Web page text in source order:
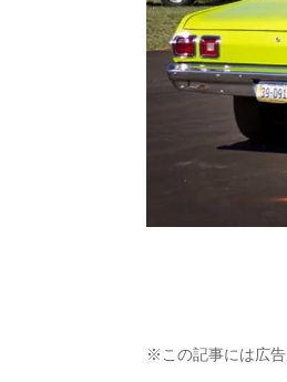
※この記事には広